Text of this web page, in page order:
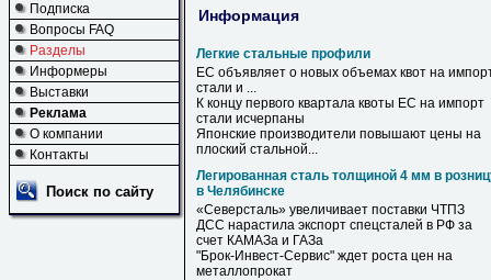
Подписка
Вопросы FAQ
Разделы
Информеры
Выставки
Реклама
О компании
Контакты
Поиск по сайту
Информация
Легкие стальные профили
ЕС объявляет о новых объемах квот на
стали и ...
К концу первого квартала квоты ЕС на импорт
стали исчерпаны
Японские производители повышают цены на
плоский стальной...
Легированная сталь толщиной 4 мм в
в Челябинске
«Северсталь» увеличивает поставки ЧТПЗ
ДСС нарастила экспорт спецсталей в РФ за
счет КАМАЗа и ГАЗа
"Брок-Инвест-Сервис" ждет роста цен на
металлопрокат